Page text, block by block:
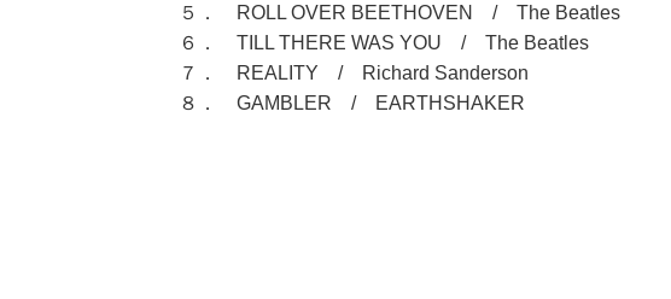
５． ROLL OVER BEETHOVEN / The Beatles
６． TILL THERE WAS YOU / The Beatles
７． REALITY / Richard Sanderson
８． GAMBLER / EARTHSHAKER